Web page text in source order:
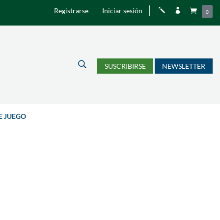
Registrarse Iniciar sesión j   0
U SUSCRIBIRSE NEWSLETTER
JUEGO